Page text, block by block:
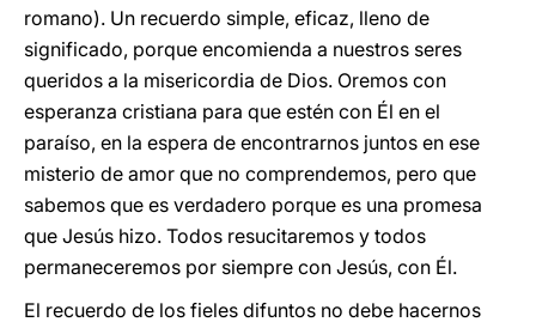
romano). Un recuerdo simple, eficaz, lleno de
significado, porque encomienda a nuestros seres
queridos a la misericordia de Dios. Oremos con
esperanza cristiana para que estén con Él en el
paraíso, en la espera de encontrarnos juntos en ese
misterio de amor que no comprendemos, pero que
sabemos que es verdadero porque es una promesa
que Jesús hizo. Todos resucitaremos y todos
permaneceremos por siempre con Jesús, con Él.
El recuerdo de los fieles difuntos no debe hacernos